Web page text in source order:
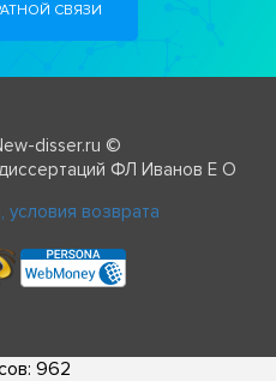
СВЯЗИ
disser.ru ©
ФЛ Иванов Е О
условия возврата
962